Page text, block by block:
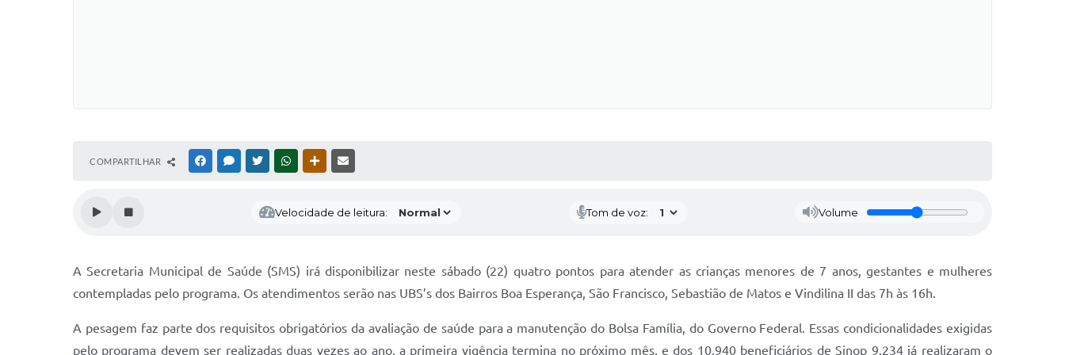
COMPARTILHAR FACEBOOKMESSENGER
TWITTERWHATSAPPOUTRAS MÍDIAS
Velocidade de leitura: Tom de voz: Volume
A Secretaria Municipal de Saúde (SMS) irá disponibilizar neste sábado (22) quatro pontos para atender as crianças menores de 7 anos, gestantes e mulheres
contempladas pelo programa. Os atendimentos serão nas UBS’s dos Bairros Boa Esperança, São Francisco, Sebastião de Matos e Vindilina II das 7h às 16h.
A pesagem faz parte dos requisitos obrigatórios da avaliação de saúde para a manutenção do Bolsa Família, do Governo Federal. Essas condicionalidades exigidas
pelo programa devem ser realizadas duas vezes ao ano, a primeira vigência termina no próximo mês, e dos 10.940 beneficiários de Sinop 9.234 já realizaram o